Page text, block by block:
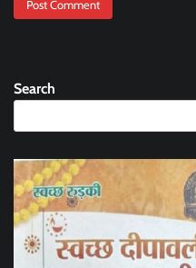
Search